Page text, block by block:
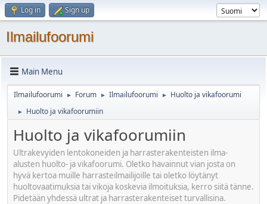
Log in Sign up
Ilmailufoorumi
Main Menu
Ilmailufoorumi ► Forum ► Ilmailufoorumi ► Huolto ja vikafoorumi
► Huolto ja vikafoorumiin
Huolto ja vikafoorumiin
Ultrakevyiden lentokoneiden ja harrasterakenteisten ilma-
alusten huolto- ja vikafoorumi. Oletko havainnut vian josta on
hyvä kertoa muille harrasteilmailijoille tai oletko löytänyt
huoltovaatimuksia tai vikoja koskevia ilmoituksia, kerro siitä tänne.
Pidetään yhdessä ultrat ja harrasterakenteiset turvallisina.